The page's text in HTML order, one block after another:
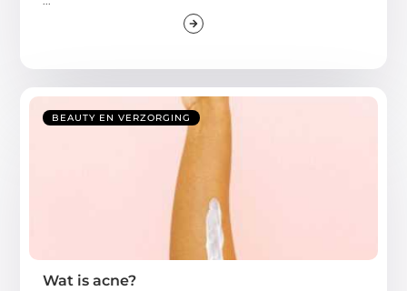
BEAUTY EN VERZORGING
Wat is acne?